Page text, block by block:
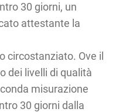
30 giorni, un
attestante la
circostanziato. Ove il
dei livelli di qualità
misurazione
30 giorni dalla